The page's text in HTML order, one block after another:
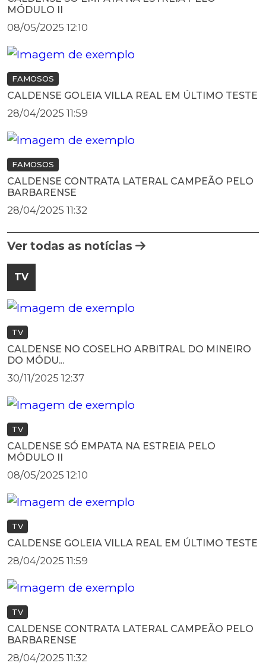
MÓDULO II
08/05/2025 12:10
FAMOSOS
CALDENSE GOLEIA VILLA REAL EM ÚLTIMO TESTE
28/04/2025 11:59
FAMOSOS
CALDENSE CONTRATA LATERAL CAMPEÃO PELO
BARBARENSE
28/04/2025 11:32
Ver todas as notícias
TV
TV
CALDENSE NO COSELHO ARBITRAL DO MINEIRO
DO MÓDU...
30/11/2025 12:37
TV
CALDENSE SÓ EMPATA NA ESTREIA PELO
MÓDULO II
08/05/2025 12:10
TV
CALDENSE GOLEIA VILLA REAL EM ÚLTIMO TESTE
28/04/2025 11:59
TV
CALDENSE CONTRATA LATERAL CAMPEÃO PELO
BARBARENSE
28/04/2025 11:32